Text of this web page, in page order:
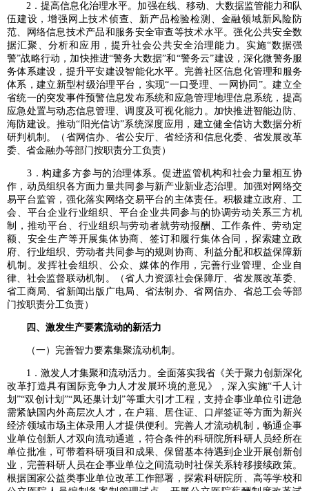
2．提高信息化治理水平。加强在线、移动、大数据监管能力和队
伍建设，增强网上技术侦查、新产品检验检测、金融领域新风险防
范、网络信息技术产品和服务安全审查等技术水平。强化公共安全数
据汇聚、分析和应用，提升社会公共安全治理能力。实施“数据强
警”战略行动，加快推进“警务大数据”和“警务云”建设，深化微警务服
务体系建设，提升平安建设智能化水平。完善社区信息化管理和服务
体系，建立新型村级治理平台，实现“一口受理、一网协同”。建立全
省统一的突发事件预警信息发布系统和应急管理地理信息系统，提高
应急处置与动态信息管理、调度及可视化能力。加快推进智能边防、
海防建设。推动“阳光信访”系统深度应用，建立健全信访大数据分析
研判机制。（省网信办、省公安厅、省经济和信息化委、省发展改革
委、省金融办等部门按职责分工负责）
3．构建多方参与的治理体系。促进监管机构和社会力量相互协
作，动员组织各方面力量共同参与新产业新业态治理。加强对网络交
易平台监管，强化落实网络交易平台的主体责任。积极建立政府、工
会、平台企业行业组织、平台企业共同参与的协调劳动关系三方机
制，推动平台、行业组织与劳动者就劳动报酬、工作条件、劳动定
额、安全生产等开展集体协商、签订和履行集体合同，探索建立政
府、行业组织、劳动者共同参与的规则协商、利益分配和权益保障新
机制。发挥社会组织、公众、媒体的作用，完善行业管理、企业自
律、社会监督联动机制。（省人力资源社会保障厅、省发展改革委、
省工商局、省新闻出版广电局、省法制办、省网信办、省总工会等部
门按职责分工负责）
四、激发生产要素流动的新活力
（一）完善智力要素集聚流动机制。
1．激发人才集聚和流动活力。全面落实我省《关于聚力创新深化
改革打造具有国际竞争力人才发展环境的意见》，深入实施“千人计
划”“双创计划”“凤还巢计划”等重大引才工程，支持企事业单位引进急
需紧缺国内外高层次人才，在户籍、居住证、口岸签证等方面为新兴
经济领域市场主体录用人才提供便利。完善人才流动机制，畅通企事
业单位创新人才双向流动通道，符合条件的科研院所科研人员经所在
单位批准，可带着科研项目和成果、保留基本待遇到企业开展创新创
业，完善科研人员在企事业单位之间流动时社保关系转移接续政策。
根据国家公益类事业单位改革工作部署，探索科研院所、高等学校和